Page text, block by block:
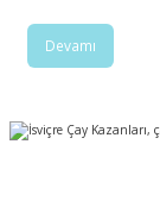
Devamı